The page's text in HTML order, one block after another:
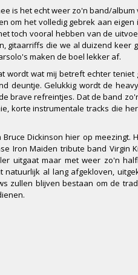
is het echt weer zo'n band/album
om het volledig gebrek aan eigen
toch vooral hebben van de
gitaarriffs die we al duizend keer
maken de boel lekker af.
wordt wat mij betreft echter teniet
deuntje. Gelukkig wordt de
brave refreintjes. Dat de band
korte instrumentale tracks die
Dickinson hier op meezingt.
Iron Maiden tribute band Virgin
uitgaat maar met weer zo'n
al lang afgekloven,
zullen blijven bestaan om de